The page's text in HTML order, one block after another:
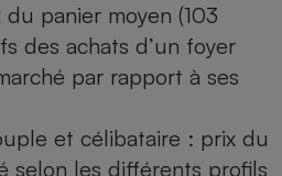
panier moyen (103
des achats d’un foyer
par rapport à ses
et célibataire : prix du
selon les différents profils